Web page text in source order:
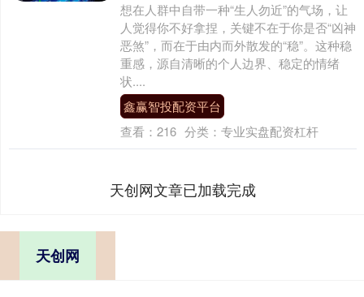
想在人群中自带一种“生人勿近”的气场，让
人觉得你不好拿捏，关键不在于你是否“凶神
恶煞”，而在于由内而外散发的“稳”。这种稳
重感，源自清晰的个人边界、稳定的情绪
状....
鑫赢智投配资平台
查看： 216 分类： 专业实盘配资杠杆
天创网文章已加载完成
天创网